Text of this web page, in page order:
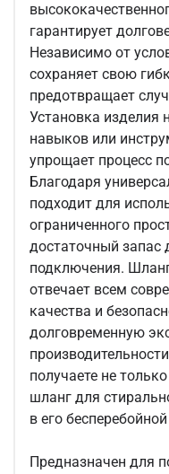
гарантирует
Независимо от
сохраняет свою
предотвращает
Установка изделия
навыков или
упрощает процесс
Благодаря
подходит для
ограниченного
достаточный запас
подключения.
отвечает всем
качества и
долговременную
получаете не
шланг для
в его
Предназначен для